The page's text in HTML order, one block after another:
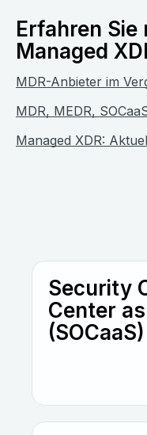
Erfahren Sie
Managed
MDR-Anbieter im
MDR, MEDR,
Managed XDR:
Security
Center
(SOCaaS)